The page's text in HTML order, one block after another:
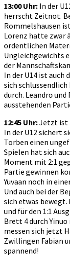
13:00 Uhr: In der
herrscht Zeitnot.
Rommelshausen
Lorenz hatte zwar
ordentlichen
Ungleichgewichts
der
In der U14 ist auch
sich
durch. Leandro
ausstehenden
12:45 Uhr:Jetzt ist
In der U12 sichert
Torben einen
Spielen hat sich
Moment mit 2:1
Partie gewinnen
Yuvaan noch in
Und auch bei der
sich etwas
und für den 1:1
Brett 4 durch
messen sich jetzt
Zwillingen Fabian
spannend!